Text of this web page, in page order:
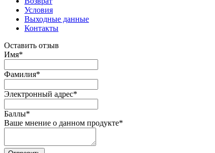
Условия
Выходные данные
Контакты
Оставить отзыв
Имя*
Фамилия*
Электронный адрес*
Баллы*
Ваше мнение о данном продукте*